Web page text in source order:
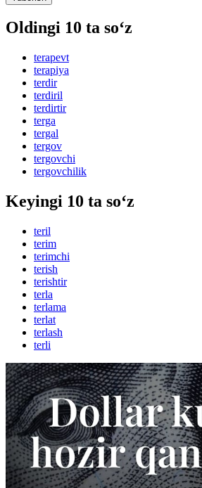
Oldingi 10 ta so‘z
terapevt
terapiya
terdir
terdiril
terdirtir
terga
tergal
tergov
tergovchi
tergovchilik
Keyingi 10 ta so‘z
teril
terim
terimchi
terish
terishtir
terla
terlama
terlat
terlash
terli